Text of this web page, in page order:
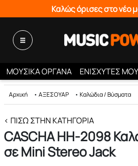
Καλώς όρισες στο νέο
ΜΟΥΣΙΚΑ ΟΡΓΑΝΑ ΕΝΙΣΧΥΤΕΣ
Αρχική • ΑΞΕΣΟΥΑΡ • Καλώδια / Βύσματα
< ΠΊΣΩ ΣΤΗΝ ΚΑΤΗΓΟΡΊΑ
CASCHA HH-2098
σε Mini Stereo Jack